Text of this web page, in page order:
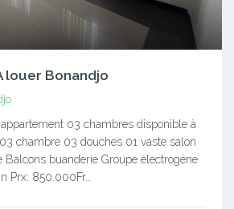
louer Bonandjo
03 chambres disponible à
chambre 03 douches 01 vaste salon
Balcons buanderie Groupe électrogène
Prx: 850.000Fr…